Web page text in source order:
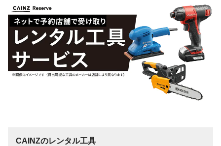
CAINZのレンタル工具